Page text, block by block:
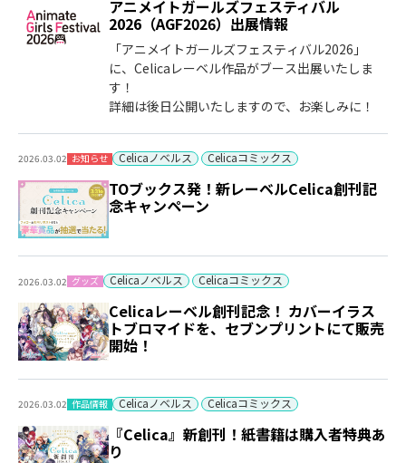
アニメイトガールズフェスティバル
2026（AGF2026）出展情報
「アニメイトガールズフェスティバル2026」
に、Celicaレーベル作品がブース出展いたしま
す！
詳細は後日公開いたしますので、お楽しみに！
2026.03.02 お知らせ Celicaノベルス Celicaコミックス
TOブックス発！新レーベルCelica創刊記
念キャンペーン
2026.03.02 グッズ Celicaノベルス Celicaコミックス
Celicaレーベル創刊記念！ カバーイラス
トブロマイドを、セブンプリントにて販売
開始！
2026.03.02 作品情報 Celicaノベルス Celicaコミックス
『Celica』新創刊！紙書籍は購入者特典あ
り